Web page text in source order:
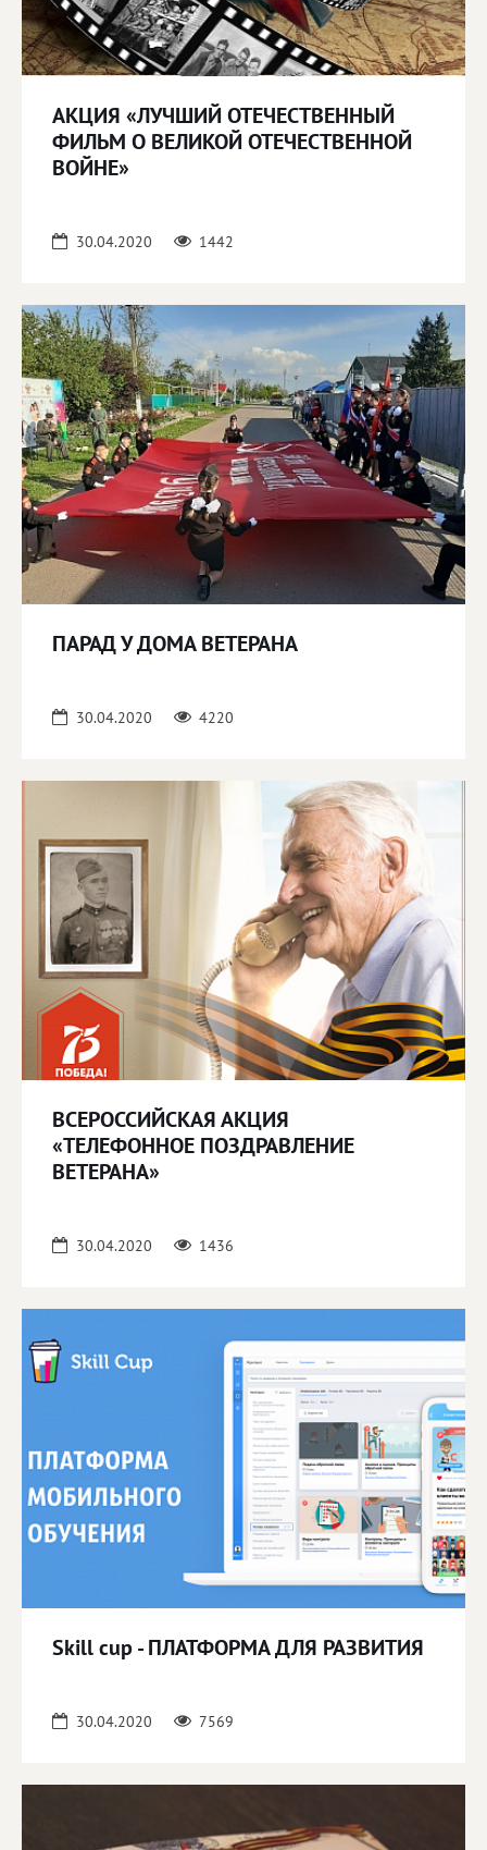
АКЦИЯ «ЛУЧШИЙ ОТЕЧЕСТВЕННЫЙ
ФИЛЬМ О ВЕЛИКОЙ ОТЕЧЕСТВЕННОЙ
ВОЙНЕ»
30.04.2020 1442
ПАРАД У ДОМА ВЕТЕРАНА
30.04.2020 4220
ВСЕРОССИЙСКАЯ АКЦИЯ
«ТЕЛЕФОННОЕ ПОЗДРАВЛЕНИЕ
ВЕТЕРАНА»
30.04.2020 1436
Skill cup - ПЛАТФОРМА ДЛЯ РАЗВИТИЯ
30.04.2020 7569